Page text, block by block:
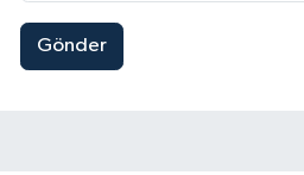
Gönder